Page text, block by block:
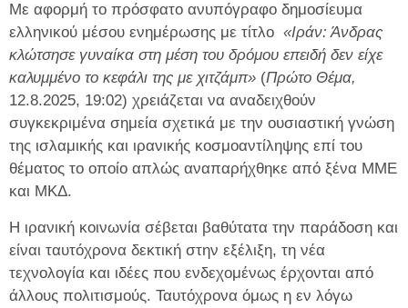
Με αφορμή το πρόσφατο ανυπόγραφο δημοσίευμα
ελληνικού μέσου ενημέρωσης με τίτλο «Ιράν: Άνδρας
κλώτσησε γυναίκα στη μέση του δρόμου επειδή δεν είχε
καλυμμένο το κεφάλι της με χιτζάμπ» (Πρώτο Θέμα,
12.8.2025, 19:02) χρειάζεται να αναδειχθούν
συγκεκριμένα σημεία σχετικά με την ουσιαστική γνώση
της ισλαμικής και ιρανικής κοσμοαντίληψης επί του
θέματος το οποίο απλώς αναπαρήχθηκε από ξένα ΜΜΕ
και ΜΚΔ.
Η ιρανική κοινωνία σέβεται βαθύτατα την παράδοση και
είναι ταυτόχρονα δεκτική στην εξέλιξη, τη νέα
τεχνολογία και ιδέες που ενδεχομένως έρχονται από
άλλους πολιτισμούς. Ταυτόχρονα όμως η εν λόγω